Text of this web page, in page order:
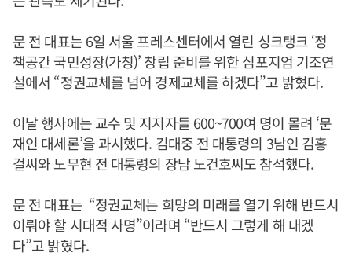
문 전 대표는 6일 서울 프레스센터에서 열린 싱크탱크 ‘정
책공간 국민성장(가칭)’ 창립 준비를 위한 심포지엄 기조연
설에서 “정권교체를 넘어 경제교체를 하겠다”고 밝혔다.
이날 행사에는 교수 및 지지자들 600~700여 명이 몰려 ‘문
재인 대세론’을 과시했다. 김대중 전 대통령의 3남인 김홍
걸씨와 노무현 전 대통령의 장남 노건호씨도 참석했다.
문 전 대표는 “정권교체는 희망의 미래를 열기 위해 반드시
이뤄야 할 시대적 사명”이라며 “반드시 그렇게 해 내겠
다”고 밝혔다.